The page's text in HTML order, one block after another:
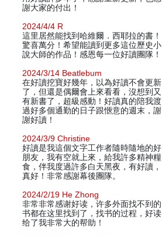
謝大家的付出！
2024/4/4 R
這里居然能找到哈維爾．西耶拉的書！
驚喜萬分！希望能讀到更多這位歷史小
說大師的作品！感恩每一位好讀團隊！
2024/3/14 Beatlebum
在好讀挖寶好幾年，以為好讀不會更新
了，但還是偶爾會上來看看，沒想到又
有新書了，超級感動！好讀真的陪我渡
過好多個通勤的日子跟愜意的週末，謝
謝好讀！
2024/3/9 Christine
好讀是我這個文字工作者隨時隨地的好
朋友，我有空就上來，給我許多精神糧
食，伴我度過許多白天黑夜，有好讀，
真好！非常感謝幕後團隊。
2024/2/19 He Zhong
非常非常感谢好读，许多外面找不到的
书都在这里找到了，找书的过程，好读
给了我非常大的帮助！